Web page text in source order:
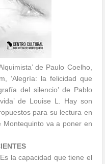
de Paulo Coelho,
‘Alegría: la felicidad que
del silencio’ de Pablo
de Louise L. Hay son
para su lectura en
Montequinto va a poner en
la capacidad que tiene el